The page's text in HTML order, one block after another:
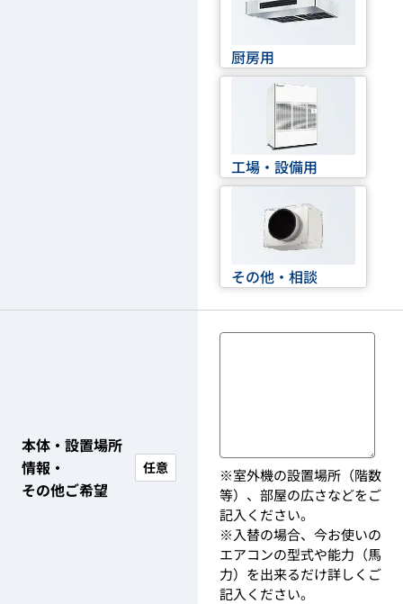
厨房用
工場・設備用
その他・相談
本体・設置場所
情報・
その他ご希望
任意
※室外機の設置場所（階数
等）、部屋の広さなどをご
記入ください。
※入替の場合、今お使いの
エアコンの型式や能力（馬
力）を出来るだけ詳しくご
記入ください。